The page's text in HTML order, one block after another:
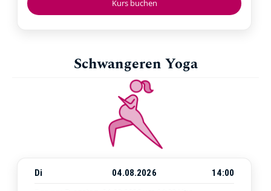
Kurs buchen
Schwangeren Yoga
Di 04.08.2026
14:00